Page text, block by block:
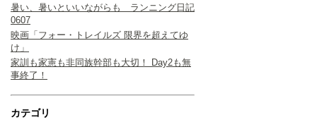
暑い、暑いといいながらも ランニング日記
0607
映画「フォー・トレイルズ 限界を超えてゆ
け」
家訓も家憲も非同族幹部も大切！ Day2も無
事終了！
カテゴリ